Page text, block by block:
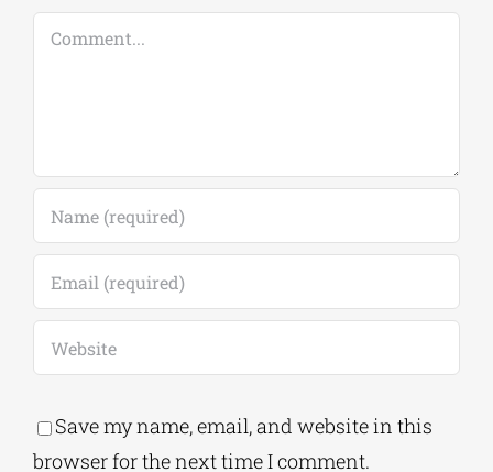
αιτήσεων έως
Leave A Comment
Comment